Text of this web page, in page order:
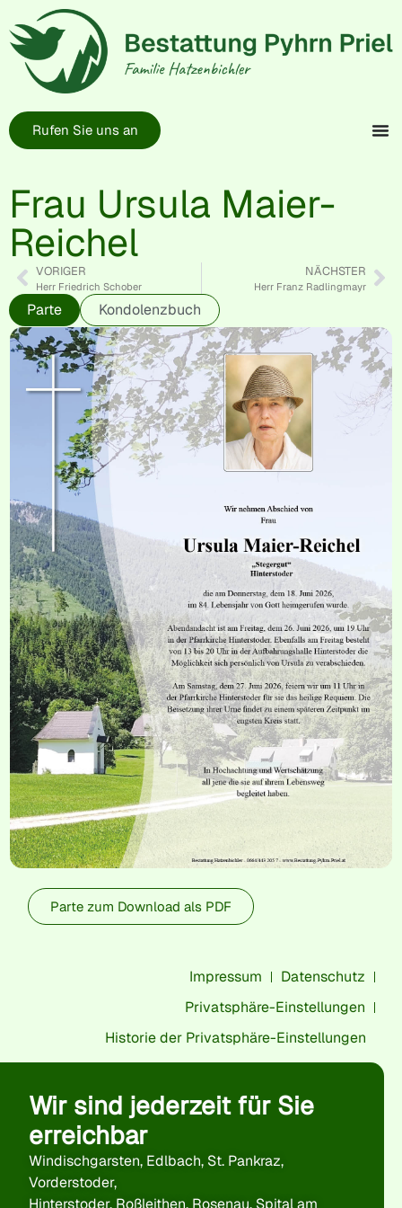
Rufen Sie uns an
Frau Ursula Maier-
Reichel
VORIGER
Herr Friedrich Schober
NÄCHSTER
Herr Franz Radlingmayr
Parte Kondolenzbuch
Parte zum Download als PDF
Impressum
Datenschutz
Privatsphäre-Einstellungen
Historie der Privatsphäre-Einstellungen
Wir sind jederzeit für Sie
erreichbar
Windischgarsten, Edlbach, St. Pankraz,
Vorderstoder,
Hinterstoder, Roßleithen, Rosenau, Spital am